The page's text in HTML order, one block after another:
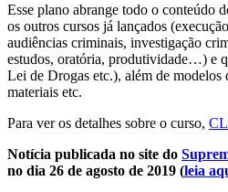
Esse plano abrange todo o conteúdo
os outros cursos já lançados
audiências criminais, investigação
estudos, oratória, produtividade…) e
Lei de Drogas etc.), além de modelos
materiais etc.
Para ver os detalhes sobre o curso,
Notícia publicada no site do
no dia 26 de agosto de 2019 (leia